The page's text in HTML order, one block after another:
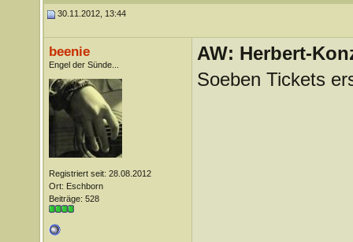
30.11.2012, 13:44
beenie
Engel der Sünde...
Registriert seit: 28.08.2012
Ort: Eschborn
Beiträge: 528
AW: Herbert-
Soeben Tickets